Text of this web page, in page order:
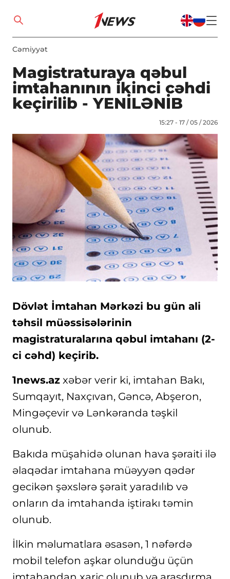
Cəmiyyət
Magistraturaya qəbul
imtahanının ikinci cəhdi
keçirilib - YENİLƏNİB
15:27 - 17 / 05 / 2026
Dövlət İmtahan Mərkəzi bu gün ali
təhsil müəssisələrinin
magistraturalarına qəbul imtahanı (2-
ci cəhd) keçirib.
1news.az xəbər verir ki, imtahan Bakı,
Sumqayıt, Naxçıvan, Gəncə, Abşeron,
Mingəçevir və Lənkəranda təşkil
olunub.
Bakıda müşahidə olunan hava şəraiti ilə
əlaqədar imtahana müəyyən qədər
gecikən şəxslərə şərait yaradılıb və
onların da imtahanda iştirakı təmin
olunub.
İlkin məlumatlara əsasən, 1 nəfərdə
mobil telefon aşkar olunduğu üçün